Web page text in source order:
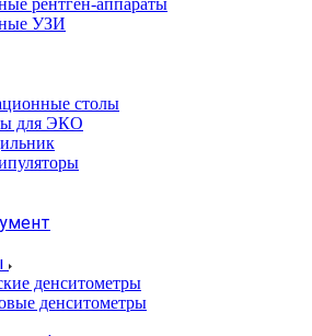
рентген-аппараты
УЗИ
столы
для ЭКО
денситометры
денситометры